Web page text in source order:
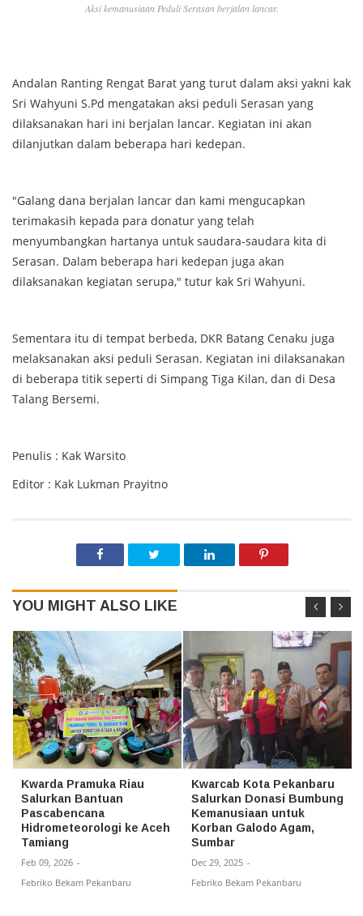
Aksi kemanusiaan Peduli Serasan berjalan lancar.
Andalan Ranting Rengat Barat yang turut dalam aksi yakni kak
Sri Wahyuni S.Pd mengatakan aksi peduli Serasan yang
dilaksanakan hari ini berjalan lancar. Kegiatan ini akan
dilanjutkan dalam beberapa hari kedepan.
"Galang dana berjalan lancar dan kami mengucapkan
terimakasih kepada para donatur yang telah
menyumbangkan hartanya untuk saudara-saudara kita di
Serasan. Dalam beberapa hari kedepan juga akan
dilaksanakan kegiatan serupa," tutur kak Sri Wahyuni.
Sementara itu di tempat berbeda, DKR Batang Cenaku juga
melaksanakan aksi peduli Serasan. Kegiatan ini dilaksanakan
di beberapa titik seperti di Simpang Tiga Kilan, dan di Desa
Talang Bersemi.
Penulis : Kak Warsito
Editor : Kak Lukman Prayitno
YOU MIGHT ALSO LIKE
Kwarda Pramuka Riau
Salurkan Bantuan
Pascabencana
Hidrometeorologi ke Aceh
Tamiang
Feb 09, 2026 -
Febriko Bekam Pekanbaru
Kwarcab Kota Pekanbaru
Salurkan Donasi Bumbung
Kemanusiaan untuk
Korban Galodo Agam,
Sumbar
Dec 29, 2025 -
Febriko Bekam Pekanbaru